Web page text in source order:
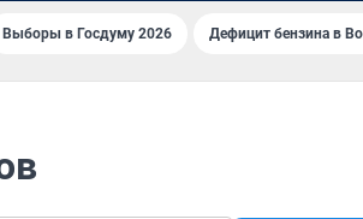
Выборы в Госдуму 2026 Дефицит бензина в